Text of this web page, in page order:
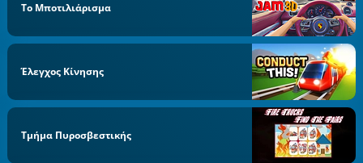
Το Μποτιλιάρισμα
Έλεγχος Κίνησης
Τμήμα Πυροσβεστικής